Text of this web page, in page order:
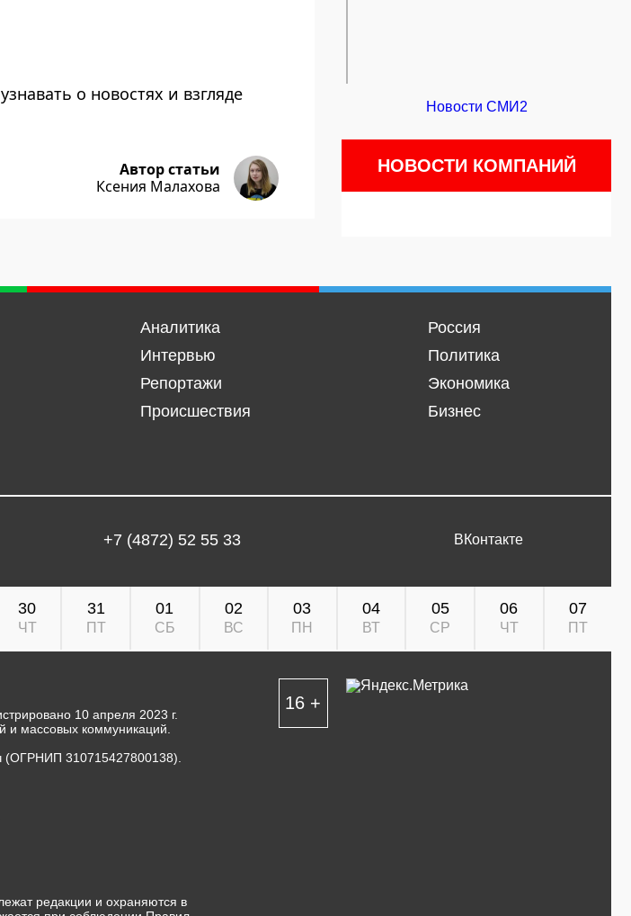
о новостях и взгляде
Автор статьи
Ксения Малахова
Новости СМИ2
НОВОСТИ КОМПАНИЙ
Аналитика
Интервью
Репортажи
Происшествия
Россия
Политика
Экономика
Бизнес
+7 (4872) 52 55 33 ВКонтакте
30
ЧТ
31
ПТ
01
СБ
02
ВС
03
ПН
04
ВТ
05
СР
06
ЧТ
07
ПТ
10 апреля 2023 г.
и массовых коммуникаций.
(ОГРНИП 310715427800138).
редакции и охраняются в
16 +